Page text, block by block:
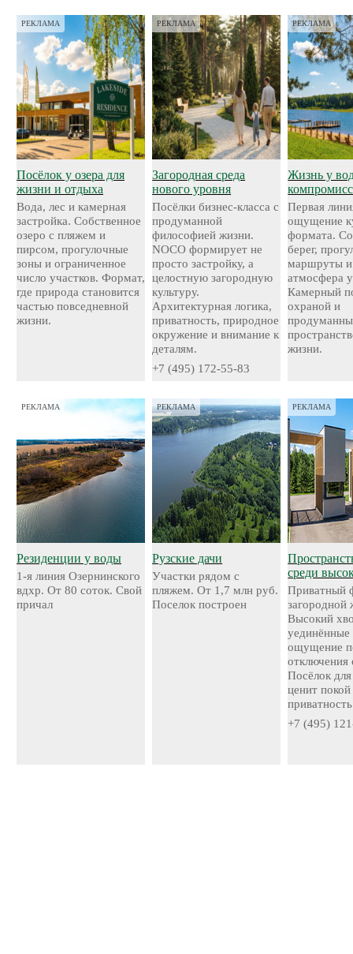
РЕКЛАМА
Посёлок у озера для
жизни и отдыха
Вода, лес и камерная
застройка. Собственное
озеро с пляжем и
пирсом, прогулочные
зоны и ограниченное
число участков. Формат,
где природа становится
частью повседневной
жизни.
РЕКЛАМА
Загородная среда
нового уровня
Посёлки бизнес-класса с
продуманной
философией жизни.
NOCO формирует не
просто застройку, а
целостную загородную
культуру.
Архитектурная логика,
приватность, природное
окружение и внимание к
деталям.
+7 (495) 172-55-83
РЕКЛАМА
Жизнь у
Первая
ощущение
формата.
берег,
маршруты и
атмосфера
Камерный
охраной и
жизни.
РЕКЛАМА
Резиденции у воды
1-я линия Озернинского
вдхр. От 80 соток. Свой
причал
РЕКЛАМА
Рузские дачи
Участки рядом с
пляжем. От 1,7 млн руб.
Поселок построен
РЕКЛАМА
среди
Приватный
загородной
Высокий
уединённые
ощущение
отключения
Посёлок
ценит
приватность
+7 (495)